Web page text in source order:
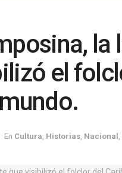
la
el
En Cultura Historias Nacional